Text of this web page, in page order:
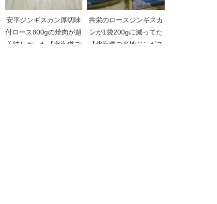
安平ジンギスカン厚切味
付ロース800gの焼肉が超
美味しかった【北海道ご
共栄のロースジンギスカ
ンが1袋200gに減ってた
【北海道ご当地ジンギス